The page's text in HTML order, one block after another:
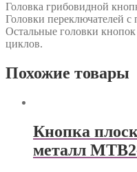
Головка грибовидной
Головки переключателей с
Остальные головки
циклов.
Похожие товары
Кнопка
металл